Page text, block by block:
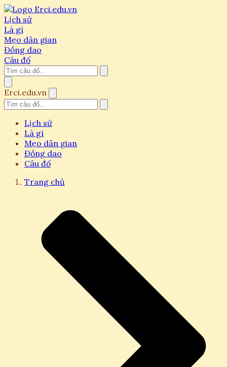
Lịch sử
Là gì
Mẹo dân gian
Đồng dao
Câu đố
Erci.edu.vn
Lịch sử
Là gì
Mẹo dân gian
Đồng dao
Câu đố
Trang chủ